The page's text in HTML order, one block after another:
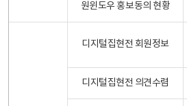
원윈도우 홍보동의 현황
디지털집현전 회원정보
디지털집현전 의견수렴